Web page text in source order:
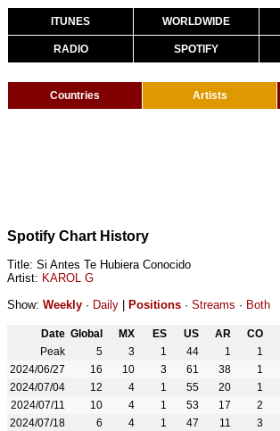
ITUNES WORLDWIDE
RADIO SPOTIFY
Countries Artists
Spotify Chart History
Title: Si Antes Te Hubiera Conocido
Artist: KAROL G
Show: Weekly · Daily Positions · Streams · Both
Date Global MX ES US AR CO
Peak
5 3 1 44 1 1
2024/06/27
16 10 3 61 38 1
2024/07/04
12 4 1 55 20 1
2024/07/11
10 4 1 53 17 2
2024/07/18
6 4 1 47 11 3